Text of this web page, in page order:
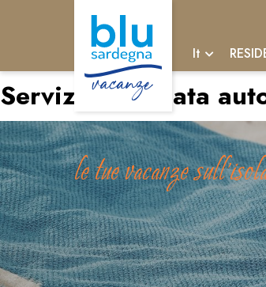
le tue vacanze
It
Servizio:Fermata